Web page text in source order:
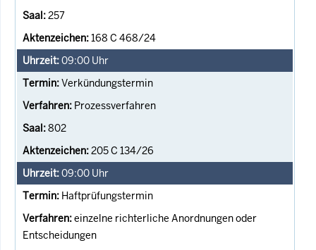
257
168 C 468/24
09:00 Uhr
Verkündungstermin
Prozessverfahren
802
205 C 134/26
09:00 Uhr
Haftprüfungstermin
einzelne richterliche Anordnungen oder
Entscheidungen